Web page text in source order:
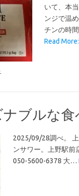
いて、本
ンジで温
チンの時
Read
ナブルな
2025/09/28調べ。
ンサワー。上野駅前
050-5600-6378 大…